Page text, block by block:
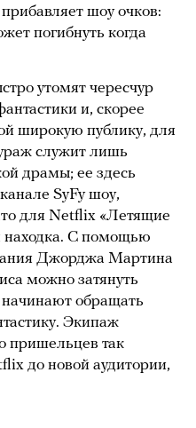
шоу очков:
погибнуть когда
утомят чересчур
и, скорее
широкую публику, для
служит лишь
драмы; ее здесь
SyFy шоу,
для Netflix «Летящие
находка. С помощью
Джорджа Мартина
можно затянуть
начинают обращать
Экипаж
пришельцев так
до новой аудитории,